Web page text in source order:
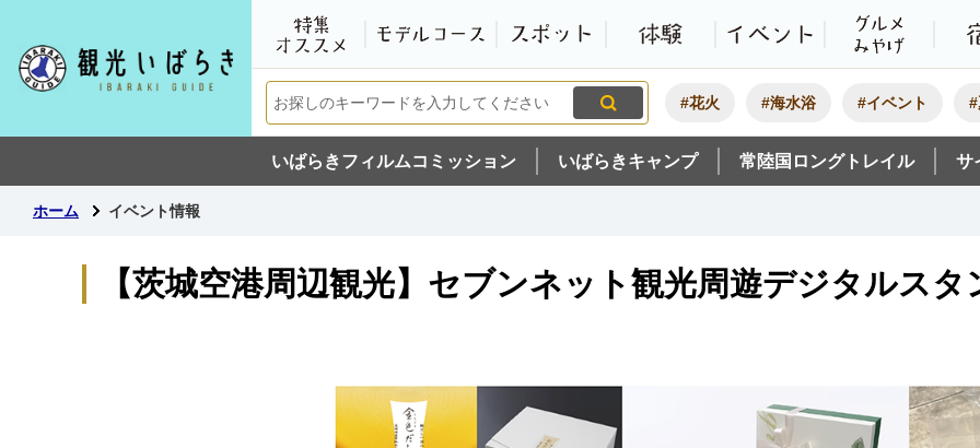
観光いばらき公式ホームペ
特集・オススメ
モデルコーススポット 体験
#花火 #海水浴 #イベント
いばらきフィルムコミッション いばらきキャンプ 常陸国ロングトレイル サ
ホーム イベント情報
【茨城空港周辺観光】セブンネット観光周遊デジタルス